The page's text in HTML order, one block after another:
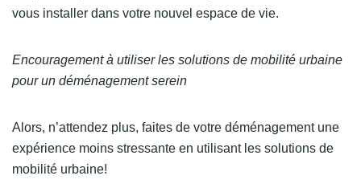
vous installer dans votre nouvel espace de vie.
Encouragement à utiliser les solutions de mobilité urbaine
pour un déménagement serein
Alors, n’attendez plus, faites de votre déménagement une
expérience moins stressante en utilisant les solutions de
mobilité urbaine!